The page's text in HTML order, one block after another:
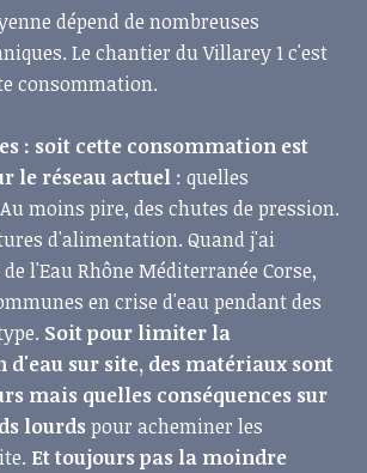
dépend de nombreuses
Le chantier du Villarey 1 c'est
consommation.
: soit cette consommation est
le réseau actuel : quelles
moins pire, des chutes de pression.
d'alimentation. Quand j'ai
l'Eau Rhône Méditerranée Corse,
en crise d'eau pendant des
Soit pour limiter la
sur site, des matériaux sont
mais quelles conséquences sur
lourdspour acheminer les
Et toujours pas la moindre